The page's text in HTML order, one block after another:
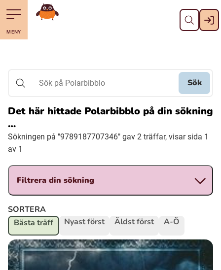
Till navigering av sidans innehåll
Hoppa till sidans huvudinnehåll Stäng
Davvisámegiella (Nordsamiska)
Bidumsámegiella (Pitesamiska)
Ubmejesámiengiälla (Umesamiska)
MENY
Gå till startsidan
Sök på Polarbibblo
Sök
Det här hittade Polarbibblo på din sökning
…
Sökningen på "9789187707346" gav 2 träffar, visar sida 1
av 1
Filtrera din sökning
SORTERA
Bästa träff
Nyast först Äldst först A-Ö